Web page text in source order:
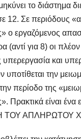
το διάστημα
12. Σε περιόδους
ο εργαζόμενος
(αντί για 8) οι
υπερεργασία και
υποτίθεται την
περίοδο της
Πρακτικά είναι ένα
ΤΟΥ ΑΠΛΗΡΩΤΟΥ